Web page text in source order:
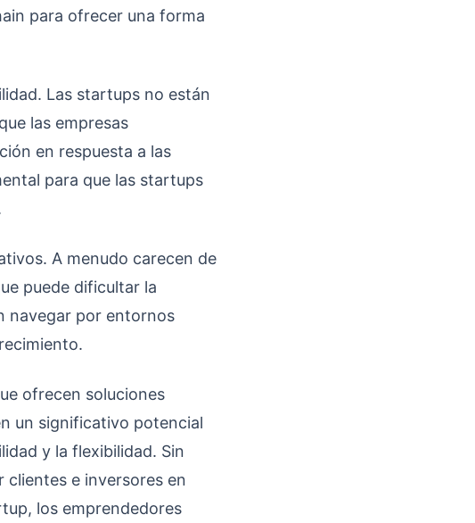
para ofrecer una forma
Las startups no están
las empresas
en respuesta a las
para que las startups
A menudo carecen de
puede dificultar la
navegar por entornos
ofrecen soluciones
un significativo potencial
y la flexibilidad. Sin
e inversores en
los emprendedores